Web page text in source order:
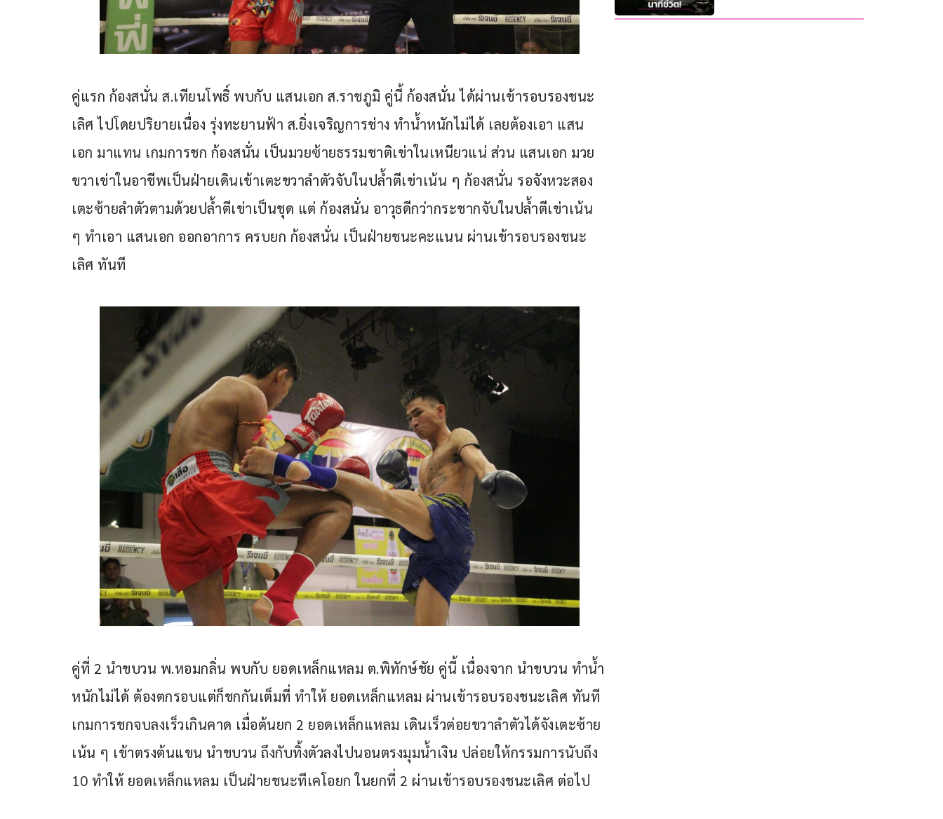
คู่แรก ก้องสนั่น ส.เทียนโพธิ์ พบกับ แสนเอก ส.ราชภูมิ คู่นี้ ก้องสนั่น ได้ผ่านเข้ารอบรองชนะ
เลิศ ไปโดยปริยายเนื่อง รุ่งทะยานฟ้า ส.ยิ่งเจริญการช่าง ทำน้ำหนักไม่ได้ เลยต้องเอา แสน
เอก มาแทน เกมการชก ก้องสนั่น เป็นมวยซ้ายธรรมชาติเข่าในเหนียวแน่ ส่วน แสนเอก มวย
ขวาเข่าในอาชีพเป็นฝ่ายเดินเข้าเตะขวาลำตัวจับในปล้ำตีเข่าเน้น ๆ ก้องสนั่น รอจังหวะสอง
เตะซ้ายลำตัวตามด้วยปล้ำตีเข่าเป็นชุด แต่ ก้องสนั่น อาวุธดีกว่ากระชากจับในปล้ำตีเข่าเน้น
ๆ ทำเอา แสนเอก ออกอาการ ครบยก ก้องสนั่น เป็นฝ่ายชนะคะแนน ผ่านเข้ารอบรองชนะ
เลิศ ทันที
คู่ที่ 2 นำขบวน พ.หอมกลิ่น พบกับ ยอดเหล็กแหลม ต.พิทักษ์ชัย คู่นี้ เนื่องจาก นำขบวน ทำน้ำ
หนักไม่ได้ ต้องตกรอบแต่ก็ชกกันเต็มที่ ทำให้ ยอดเหล็กแหลม ผ่านเข้ารอบรองชนะเลิศ ทันที
เกมการชกจบลงเร็วเกินคาด เมื่อต้นยก 2 ยอดเหล็กแหลม เดินเร็วต่อยขวาลำตัวได้จังเตะซ้าย
เน้น ๆ เข้าตรงต้นแขน นำขบวน ถึงกับทิ้งตัวลงไปนอนตรงมุมน้ำเงิน ปล่อยให้กรรมการนับถึง
10 ทำให้ ยอดเหล็กแหลม เป็นฝ่ายชนะทีเคโอยก ในยกที่ 2 ผ่านเข้ารอบรองชนะเลิศ ต่อไป